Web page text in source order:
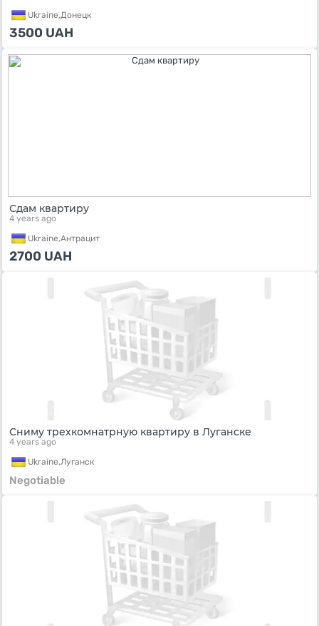
Ukraine,Донецк
3500 UAH
Сдам квартиру
4 years ago
Ukraine,Антрацит
2700 UAH
Сниму трехкомнатрную квартиру в Луганске
4 years ago
Ukraine,Луганск
Negotiable